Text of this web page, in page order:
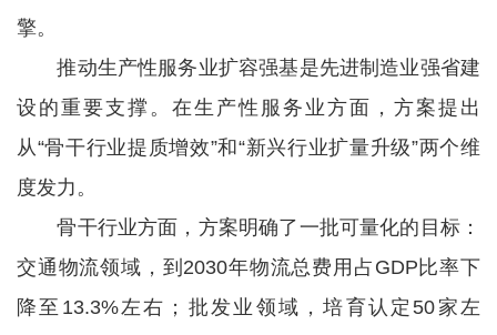
擎。
推动生产性服务业扩容强基是先进制造业强省建
设的重要支撑。在生产性服务业方面，方案提出
从“骨干行业提质增效”和“新兴行业扩量升级”两个维
度发力。
骨干行业方面，方案明确了一批可量化的目标：
交通物流领域，到2030年物流总费用占GDP比率下
降至13.3%左右；批发业领域，培育认定50家左